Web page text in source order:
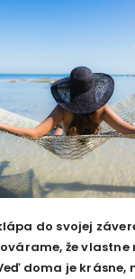
do svojej
že vlastne
doma je krásne,